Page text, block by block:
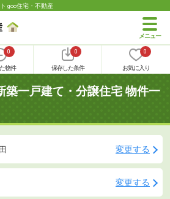
goo住宅・不動産
0
物件
0
保存した条件
0
お気に入り
築一戸建て・分譲住宅 物件一
変更する
変更する